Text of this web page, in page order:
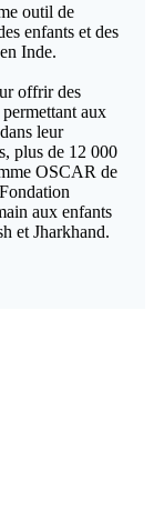
outil de
enfants et des
Inde.
offrir des
aux
leur
plus de 12 000
OSCAR de
aux enfants
et Jharkhand.